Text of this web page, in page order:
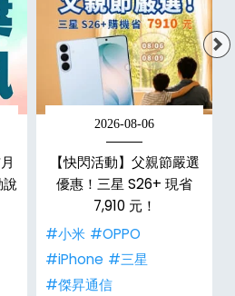
說
2026-08-06
【快閃活動】父親節嚴選
優惠！三星 S26+ 現省
7,910 元！
#小米 #OPPO
#iPhone #三星
#傑昇通信